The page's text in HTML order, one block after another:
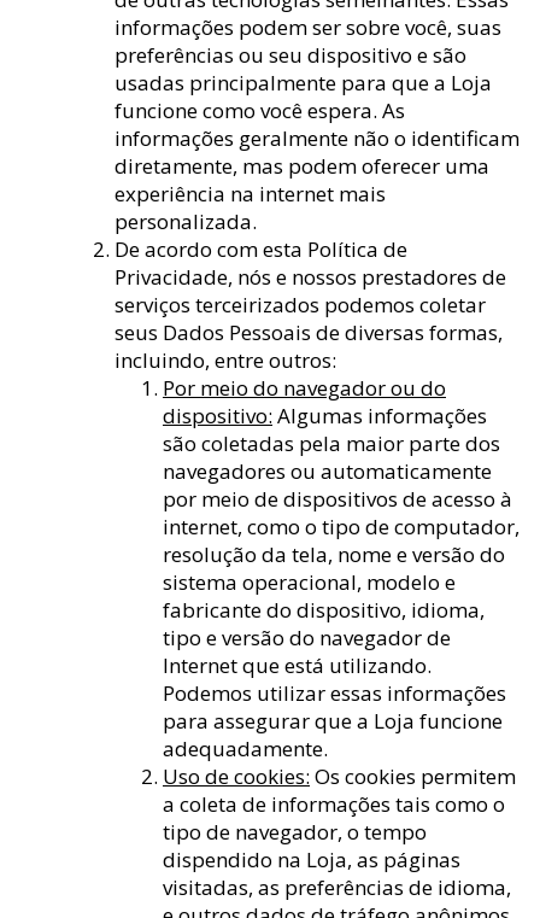
informações podem ser sobre você, suas
preferências ou seu dispositivo e são
usadas principalmente para que a Loja
funcione como você espera. As
informações geralmente não o identificam
diretamente, mas podem oferecer uma
experiência na internet mais
personalizada.
De acordo com esta Política de
Privacidade, nós e nossos prestadores de
serviços terceirizados podemos coletar
seus Dados Pessoais de diversas formas,
incluindo, entre outros:
Por meio do navegador ou do
dispositivo: Algumas informações
são coletadas pela maior parte dos
navegadores ou automaticamente
por meio de dispositivos de acesso à
internet, como o tipo de computador,
resolução da tela, nome e versão do
sistema operacional, modelo e
fabricante do dispositivo, idioma,
tipo e versão do navegador de
Internet que está utilizando.
Podemos utilizar essas informações
para assegurar que a Loja funcione
adequadamente.
Uso de cookies: Os cookies permitem
a coleta de informações tais como o
tipo de navegador, o tempo
dispendido na Loja, as páginas
visitadas, as preferências de idioma,